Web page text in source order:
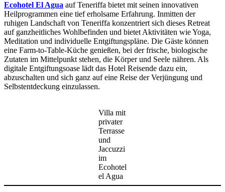
Ecohotel El Agua auf Teneriffa bietet mit seinen innovativen
Heilprogrammen eine tief erholsame Erfahrung. Inmitten der
ruhigen Landschaft von Teneriffa konzentriert sich dieses Retreat
auf ganzheitliches Wohlbefinden und bietet Aktivitäten wie Yoga,
Meditation und individuelle Entgiftungspläne. Die Gäste können
eine Farm-to-Table-Küche genießen, bei der frische, biologische
Zutaten im Mittelpunkt stehen, die Körper und Seele nähren. Als
digitale Entgiftungsoase lädt das Hotel Reisende dazu ein,
abzuschalten und sich ganz auf eine Reise der Verjüngung und
Selbstentdeckung einzulassen.
Villa mit
privater
Terrasse
und
Jaccuzzi
im
Ecohotel
el Agua